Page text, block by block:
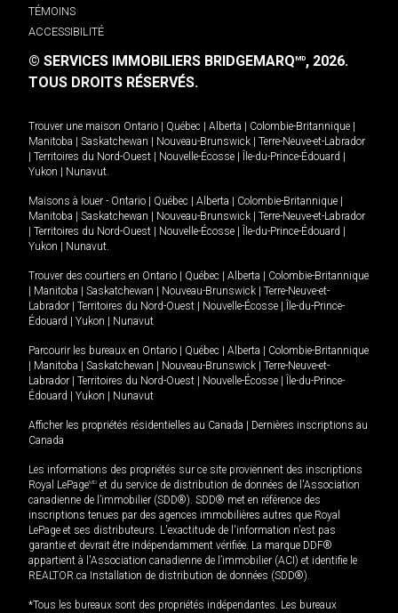
TÉMOINS
ACCESSIBILITÉ
© SERVICES IMMOBILIERS BRIDGEMARQMD, 2026.
TOUS DROITS RÉSERVÉS.
Trouver une maison Ontario Québec Alberta Colombie-Britannique
Manitoba
Saskatchewan Nouveau-Brunswick
Terre-Neuve-et-Labrador
Territoires du Nord-Ouest Nouvelle-Écosse Île-du-Prince-Édouard
Yukon
Nunavut.
Maisons à louer - Ontario Québec Alberta Colombie-Britannique
Manitoba
Saskatchewan Nouveau-Brunswick
Terre-Neuve-et-Labrador
Territoires du Nord-Ouest Nouvelle-Écosse Île-du-Prince-Édouard
Yukon
Nunavut.
Trouver des courtiers en Ontario Québec Alberta
Colombie-Britannique
Manitoba Saskatchewan Nouveau-Brunswick
Terre-Neuve-et-
Labrador
Territoires du Nord-Ouest Nouvelle-Écosse
Île-du-Prince-
Édouard
Yukon Nunavut
Parcourir les bureaux en Ontario Québec Alberta
Colombie-Britannique
Manitoba Saskatchewan Nouveau-Brunswick
Terre-Neuve-et-
Labrador
Territoires du Nord-Ouest Nouvelle-Écosse
Île-du-Prince-
Édouard
Yukon Nunavut
Afficher les propriétés résidentielles au Canada
Dernières inscriptions au
Canada
Les informations des propriétés sur ce site proviennent des inscriptions
Royal LePageMD et du service de distribution de données de l'Association
canadienne de l’immobilier (SDD®). SDD® met en référence des
inscriptions tenues par des agences immobilières autres que Royal
LePage et ses distributeurs. L'exactitude de l'information n'est pas
garantie et devrait être indépendamment vérifiée. La marque DDF®
appartient à l'Association canadienne de l’immobilier (ACI) et identifie le
REALTOR.ca Installation de distribution de données (SDD®).
*Tous les bureaux sont des propriétés indépendantes. Les bureaux